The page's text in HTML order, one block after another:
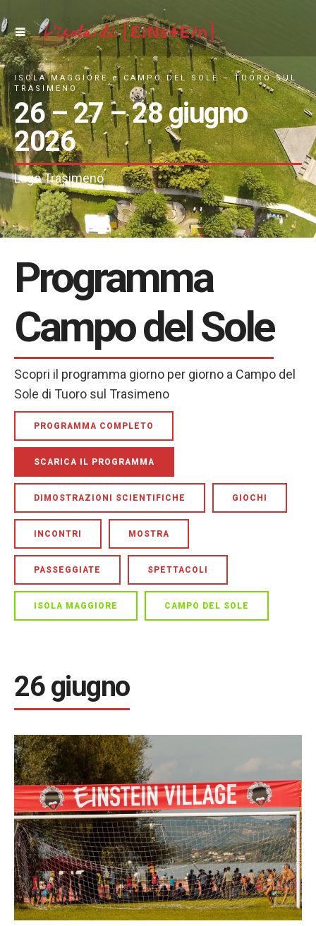
ISOLA MAGGIORE e CAMPO DEL SOLE – TUORO SUL
TRASIMENO
26 – 27 – 28 giugno
2026
Lago Trasimeno
Programma
Campo del Sole
Scopri il programma giorno per giorno a Campo del
Sole di Tuoro sul Trasimeno
PROGRAMMA COMPLETO
SCARICA IL PROGRAMMA
DIMOSTRAZIONI SCIENTIFICHE GIOCHI
INCONTRI MOSTRA
PASSEGGIATE SPETTACOLI
ISOLA MAGGIORE CAMPO DEL SOLE
26 giugno